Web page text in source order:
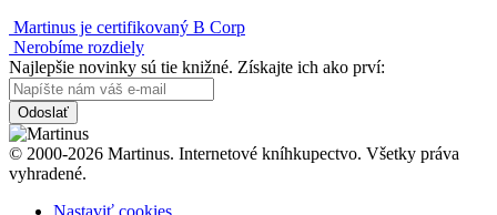
Martinus je certifikovaný B Corp
Nerobíme rozdiely
Najlepšie novinky sú tie knižné. Získajte ich ako prví:
Odoslať
© 2000-2026 Martinus. Internetové kníhkupectvo. Všetky práva
vyhradené.
Nastaviť cookies